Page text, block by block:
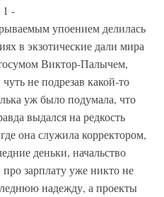
1 -
упоением делилась
в экзотические дали мира
Виктор-Палычем,
не подрезав какой-то
уж было подумала, что
выдался на редкость
она служила корректором,
деньки, начальство
зарплату уже никто не
надежду, а проекты